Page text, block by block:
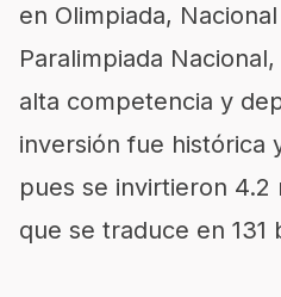
en Olimpiada,
Paralimpiada
alta competencia y
inversión fue histórica
pues se invirtieron 4.2
que se traduce en 131